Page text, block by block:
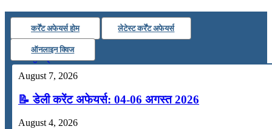
अंग्रेजी
मॉक टेस्ट
टुडेज जीके
कर्रेंट अफेयर्स होम लेटेस्ट कर्रेंट अफेयर्स
ऑनलाइन क्विज
August 7, 2026
📝 डेली करेंट अफेयर्स: 04-06 अगस्त 2026
August 4, 2026